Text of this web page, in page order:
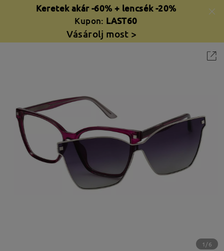
Keretek akár -60% + lencsék -20%
Kupon: LAST60
Vásárolj most >
1/6